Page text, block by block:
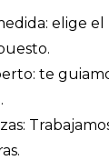
elige
te